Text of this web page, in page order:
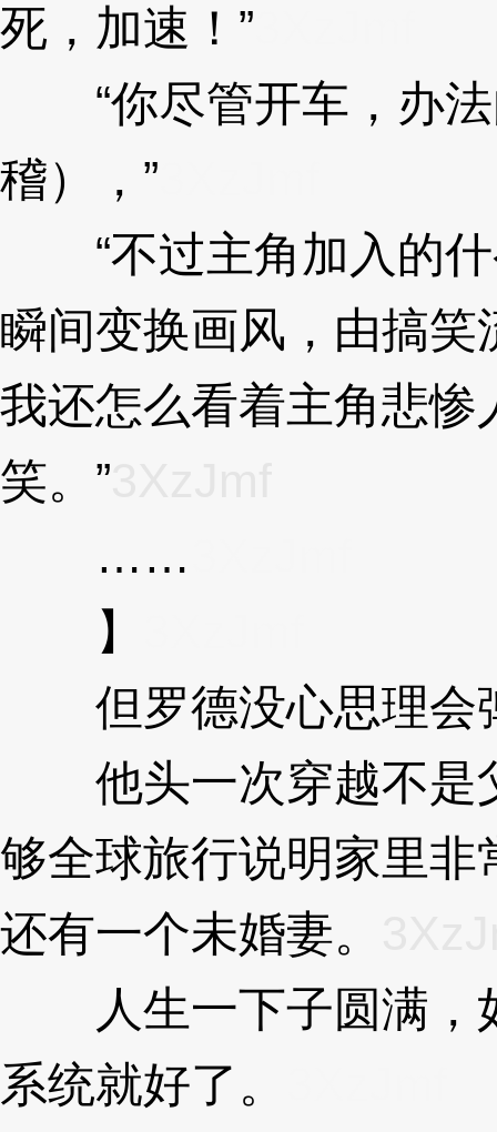
死，加速！”
“你尽管开车，办法
稽），”
“不过主角加入的什
瞬间变换画风，由搞
我还怎么看着主角悲惨
笑。”
……
】
但罗德没心思理会
他头一次穿越不是
够全球旅行说明家里
还有一个未婚妻。
人生一下子圆满，
系统就好了。